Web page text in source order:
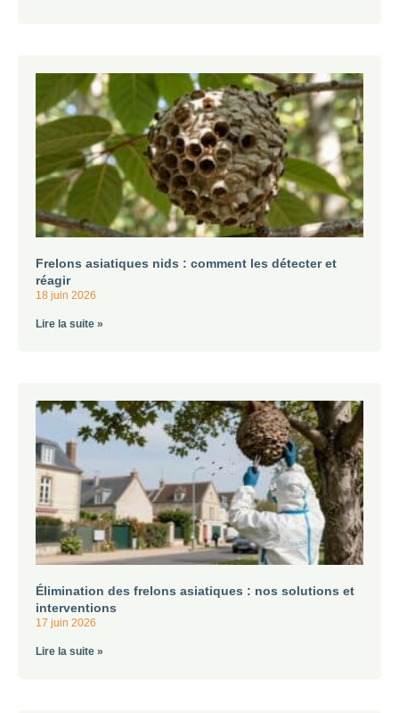
Frelons asiatiques nids : comment les détecter et
réagir
18 juin 2026
Lire la suite »
Élimination des frelons asiatiques : nos solutions et
interventions
17 juin 2026
Lire la suite »